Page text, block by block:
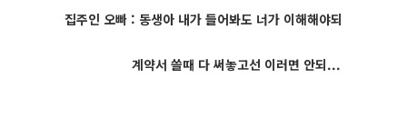
집주인 오빠 : 동생아 내가 들어봐도 너가 이해해야되
계약서 쓸때 다 써놓고선 이러면 안되...